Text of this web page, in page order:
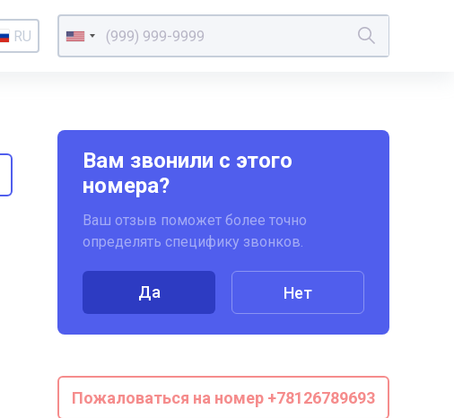
RU
Вам звонили с этого
номера?
Ваш отзыв поможет более точно
определять специфику звонков.
Да Нет
Пожаловаться на номер +78126789693